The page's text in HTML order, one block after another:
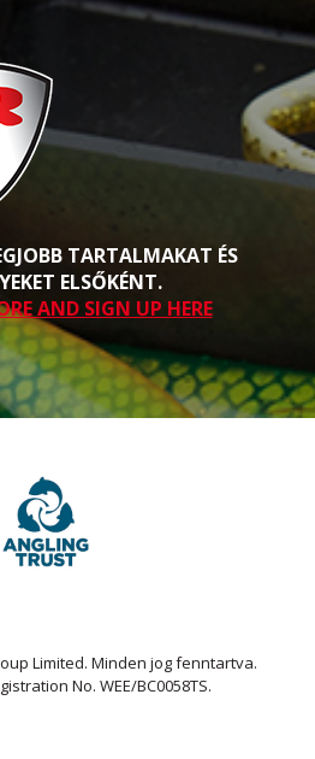
TARTALMAKAT ÉS
ELSŐKÉNT.
AND SIGN UP HERE
Limited. Minden jog fenntartva.
No. WEE/BC0058TS.